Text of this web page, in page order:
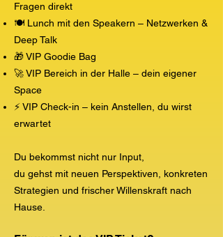
Fragen direkt
🍽️ Lunch mit den Speakern – Netzwerken &
Deep Talk
🎁 VIP Goodie Bag
🚀 VIP Bereich in der Halle – dein eigener
Space
⚡ VIP Check-in – kein Anstellen, du wirst
erwartet
Du bekommst nicht nur Input,
du gehst mit neuen Perspektiven, konkreten
Strategien und frischer Willenskraft nach
Hause.